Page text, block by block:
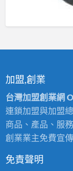
加盟,創業
台灣加盟創業網
連鎖加盟與加盟
商品、產品、服
創業業主免費宣傳
免責聲明